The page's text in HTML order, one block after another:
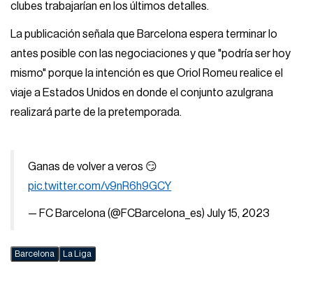
clubes trabajarían en los últimos detalles.
La publicación señala que Barcelona espera terminar lo
antes posible con las negociaciones y que "podría ser hoy
mismo" porque la intención es que Oriol Romeu realice el
viaje a Estados Unidos en donde el conjunto azulgrana
realizará parte de la pretemporada.
Ganas de volver a veros 😏
pic.twitter.com/v9nR6h9GCY
— FC Barcelona (@FCBarcelona_es)July 15, 2023
Barcelona La Liga